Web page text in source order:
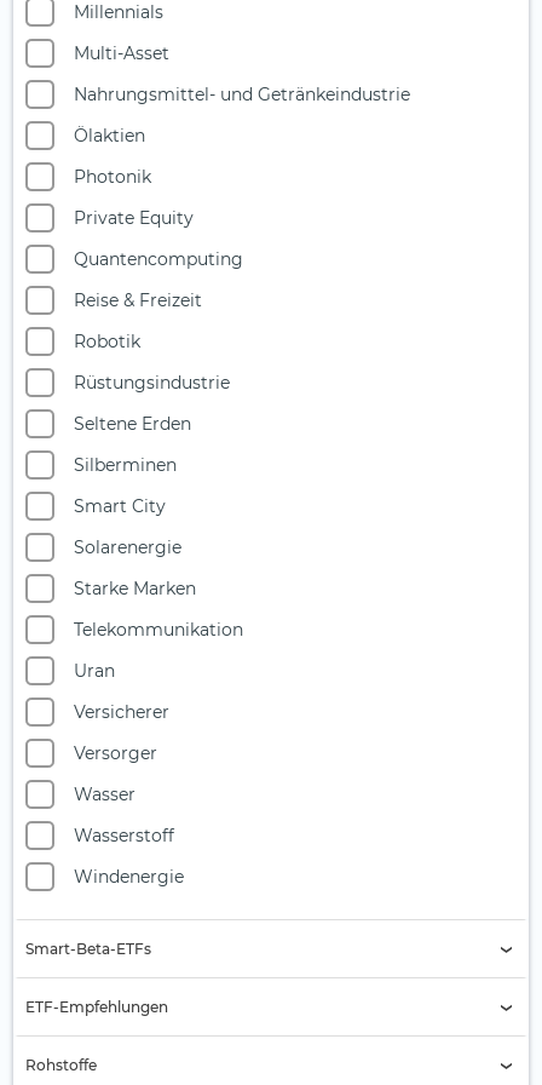
Millennials
Multi-Asset
Nahrungsmittel- und Getränkeindustrie
Ölaktien
Photonik
Private Equity
Quantencomputing
Reise & Freizeit
Robotik
Rüstungsindustrie
Seltene Erden
Silberminen
Smart City
Solarenergie
Starke Marken
Telekommunikation
Uran
Versicherer
Versorger
Wasser
Wasserstoff
Windenergie
Smart-Beta-ETFs
Equal Weight
Growth
ETF-Empfehlungen
Rohstoffe